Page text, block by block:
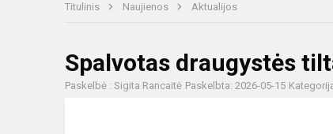
Titulinis Naujienos Aktualijos
Spalvotas draugystės
Paskelbė : Sigita Rancaitė Paskelbta: 2026-05-15